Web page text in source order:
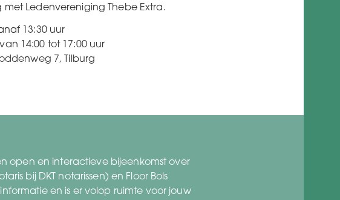
met Ledenvereniging Thebe Extra.
13:30 uur
van 14:00 tot 17:00 uur
7, Tilburg
open en interactieve bijeenkomst over
bij DKT notarissen) en Floor Bols
en is er volop ruimte voor jouw